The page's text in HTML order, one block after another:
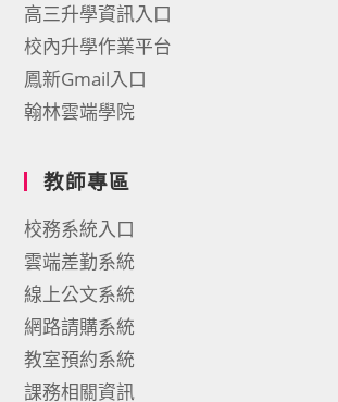
高三升學資訊入口
校內升學作業平台
鳳新Gmail入口
翰林雲端學院
教師專區
校務系統入口
雲端差勤系統
線上公文系統
網路請購系統
教室預約系統
課務相關資訊